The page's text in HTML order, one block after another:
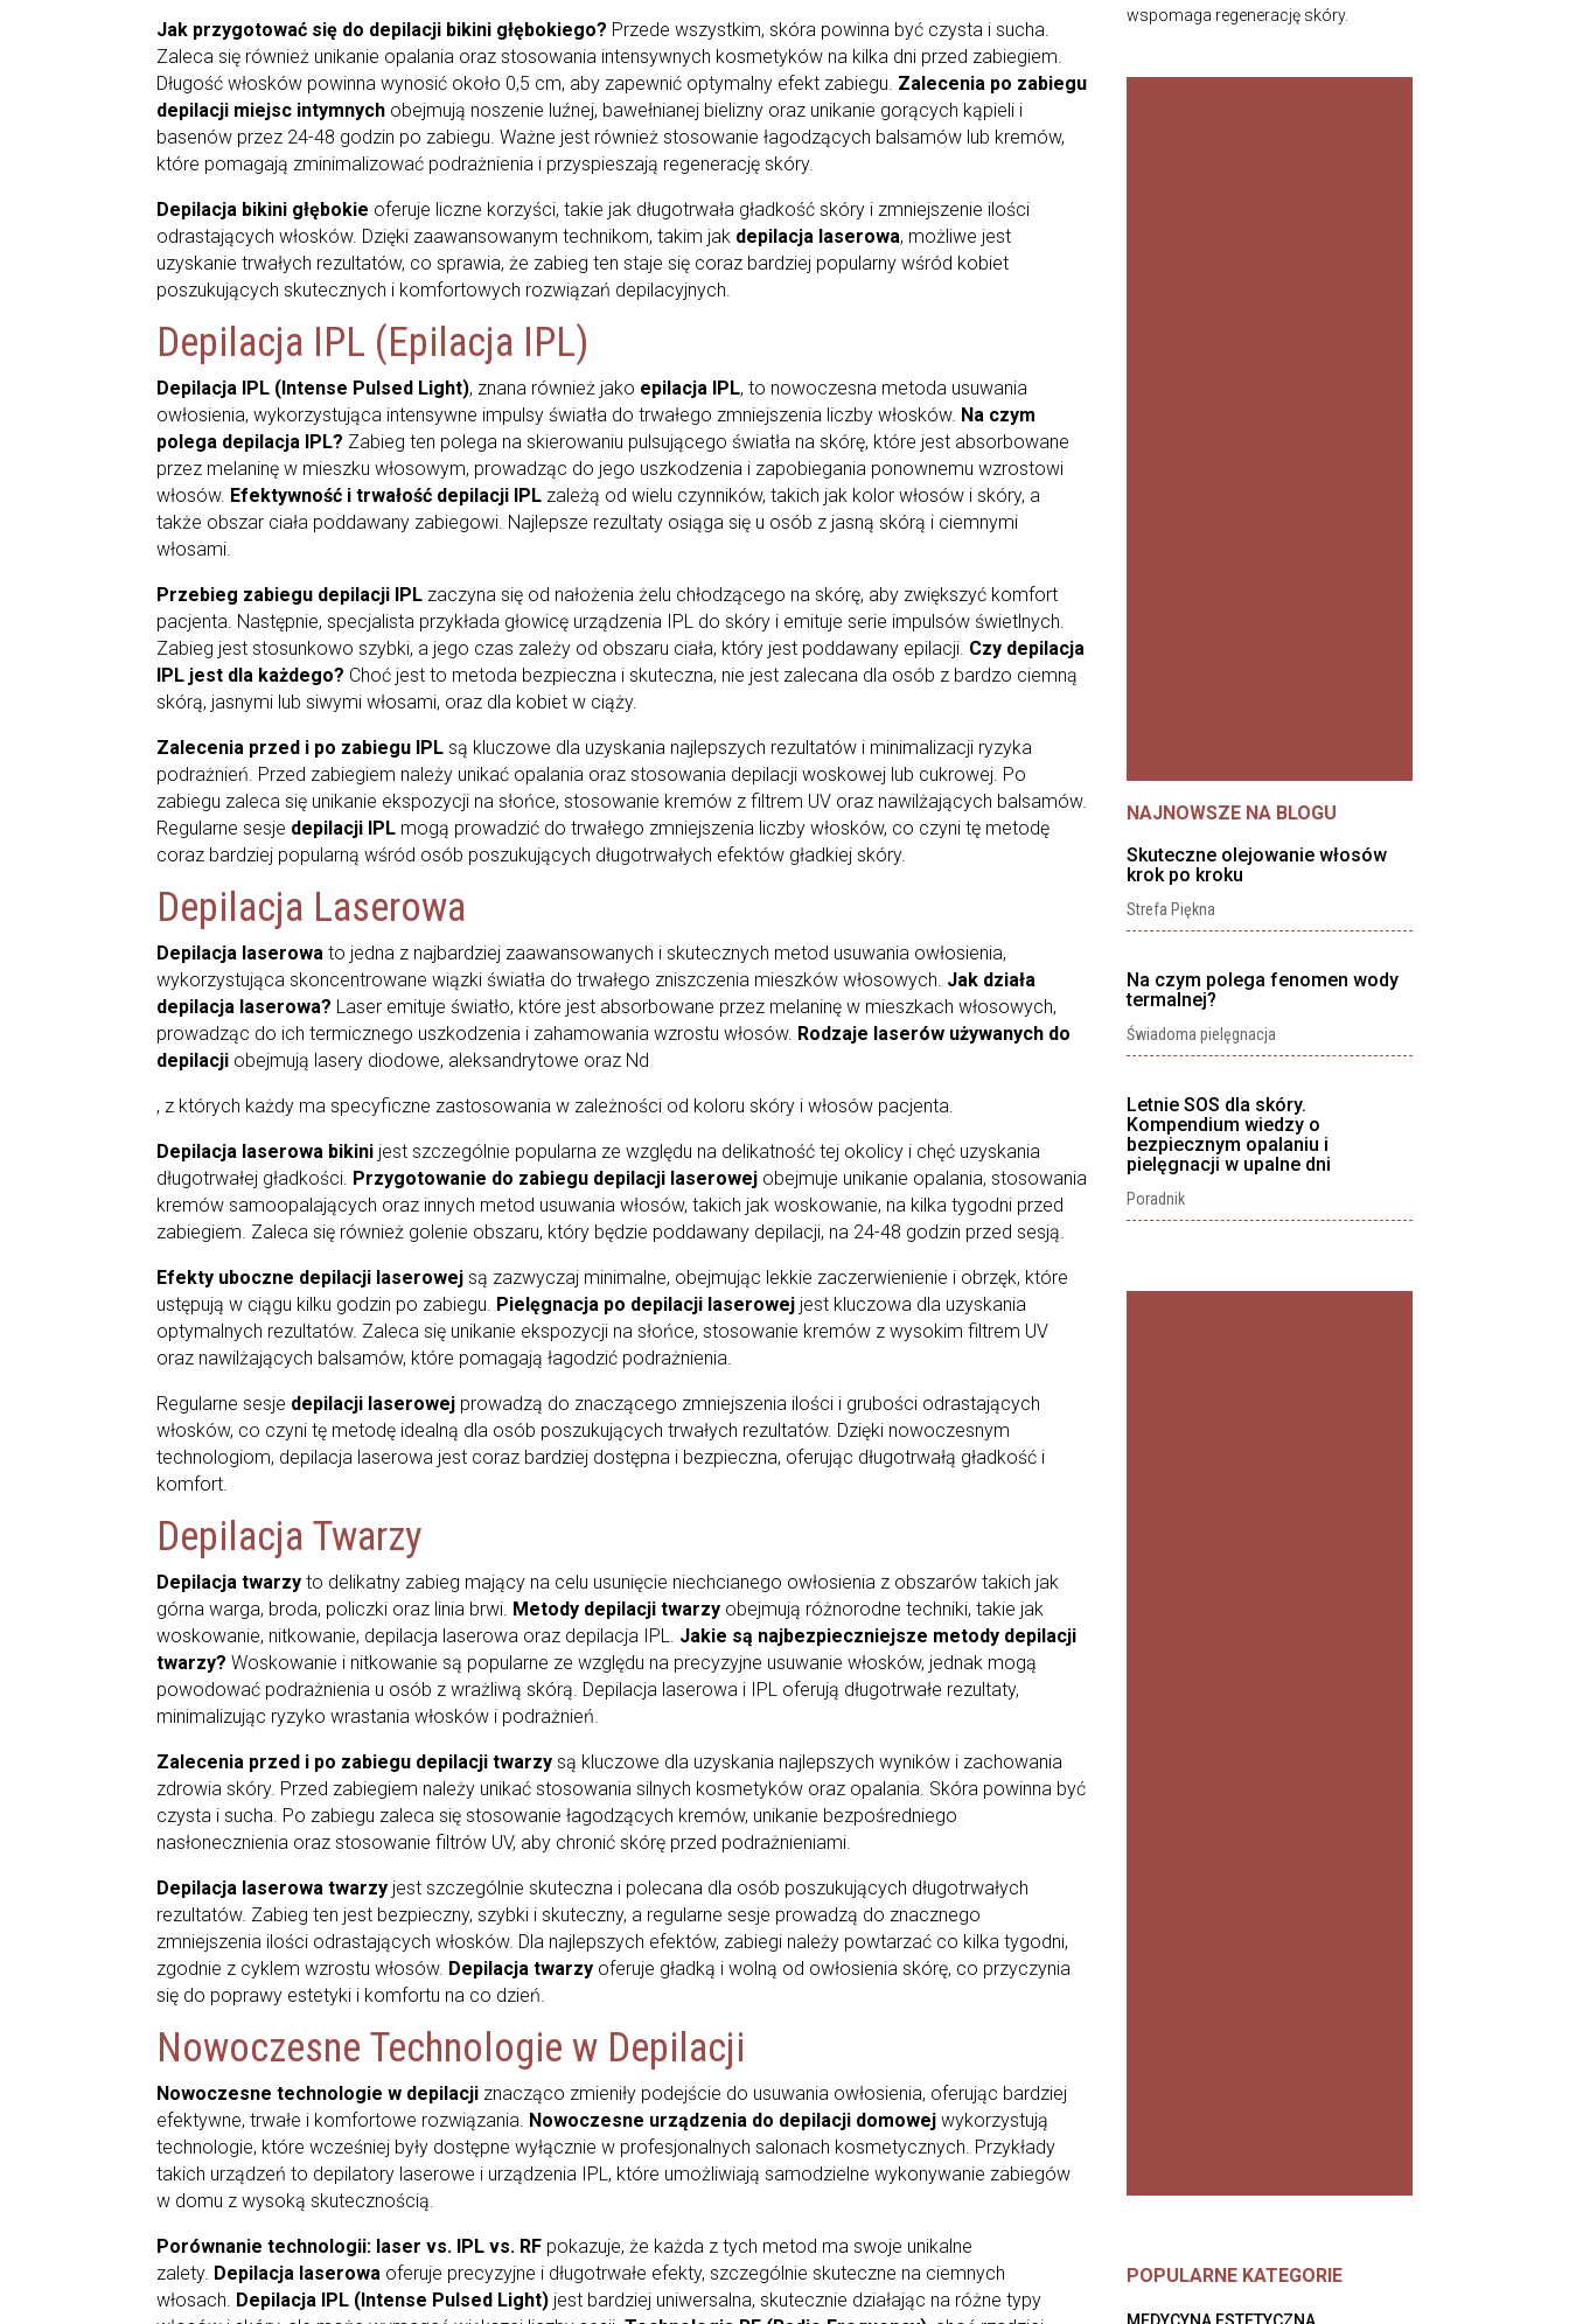
Jak przygotować się do depilacji bikini głębokiego? Przede wszystkim, skóra powinna być czysta i sucha.
Zaleca się również unikanie opalania oraz stosowania intensywnych kosmetyków na kilka dni przed zabiegiem.
Długość włosków powinna wynosić około 0,5 cm, aby zapewnić optymalny efekt zabiegu. Zalecenia po zabiegu
depilacji miejsc intymnych obejmują noszenie luźnej, bawełnianej bielizny oraz unikanie gorących kąpieli i
basenów przez 24-48 godzin po zabiegu. Ważne jest również stosowanie łagodzących balsamów lub kremów,
które pomagają zminimalizować podrażnienia i przyspieszają regenerację skóry.
Depilacja bikini głębokie oferuje liczne korzyści, takie jak długotrwała gładkość skóry i zmniejszenie ilości
odrastających włosków. Dzięki zaawansowanym technikom, takim jak depilacja laserowa, możliwe jest
uzyskanie trwałych rezultatów, co sprawia, że zabieg ten staje się coraz bardziej popularny wśród kobiet
poszukujących skutecznych i komfortowych rozwiązań depilacyjnych.
Depilacja IPL (Epilacja IPL)
Depilacja IPL (Intense Pulsed Light), znana również jako epilacja IPL, to nowoczesna metoda usuwania
owłosienia, wykorzystująca intensywne impulsy światła do trwałego zmniejszenia liczby włosków. Na czym
polega depilacja IPL? Zabieg ten polega na skierowaniu pulsującego światła na skórę, które jest absorbowane
przez melaninę w mieszku włosowym, prowadząc do jego uszkodzenia i zapobiegania ponownemu wzrostowi
włosów. Efektywność i trwałość depilacji IPL zależą od wielu czynników, takich jak kolor włosów i skóry, a
także obszar ciała poddawany zabiegowi. Najlepsze rezultaty osiąga się u osób z jasną skórą i ciemnymi
włosami.
Przebieg zabiegu depilacji IPL zaczyna się od nałożenia żelu chłodzącego na skórę, aby zwiększyć komfort
pacjenta. Następnie, specjalista przykłada głowicę urządzenia IPL do skóry i emituje serie impulsów świetlnych.
Zabieg jest stosunkowo szybki, a jego czas zależy od obszaru ciała, który jest poddawany epilacji. Czy depilacja
IPL jest dla każdego? Choć jest to metoda bezpieczna i skuteczna, nie jest zalecana dla osób z bardzo ciemną
skórą, jasnymi lub siwymi włosami, oraz dla kobiet w ciąży.
Zalecenia przed i po zabiegu IPL są kluczowe dla uzyskania najlepszych rezultatów i minimalizacji ryzyka
podrażnień. Przed zabiegiem należy unikać opalania oraz stosowania depilacji woskowej lub cukrowej. Po
zabiegu zaleca się unikanie ekspozycji na słońce, stosowanie kremów z filtrem UV oraz nawilżających balsamów.
Regularne sesje depilacji IPL mogą prowadzić do trwałego zmniejszenia liczby włosków, co czyni tę metodę
coraz bardziej popularną wśród osób poszukujących długotrwałych efektów gładkiej skóry.
Depilacja Laserowa
Depilacja laserowa to jedna z najbardziej zaawansowanych i skutecznych metod usuwania owłosienia,
wykorzystująca skoncentrowane wiązki światła do trwałego zniszczenia mieszków włosowych. Jak działa
depilacja laserowa? Laser emituje światło, które jest absorbowane przez melaninę w mieszkach włosowych,
prowadząc do ich termicznego uszkodzenia i zahamowania wzrostu włosów. Rodzaje laserów używanych do
depilacji obejmują lasery diodowe, aleksandrytowe oraz Nd
, z których każdy ma specyficzne zastosowania w zależności od koloru skóry i włosów pacjenta.
Depilacja laserowa bikini jest szczególnie popularna ze względu na delikatność tej okolicy i chęć uzyskania
długotrwałej gładkości. Przygotowanie do zabiegu depilacji laserowej obejmuje unikanie opalania, stosowania
kremów samoopalających oraz innych metod usuwania włosów, takich jak woskowanie, na kilka tygodni przed
zabiegiem. Zaleca się również golenie obszaru, który będzie poddawany depilacji, na 24-48 godzin przed sesją.
Efekty uboczne depilacji laserowej są zazwyczaj minimalne, obejmując lekkie zaczerwienienie i obrzęk, które
ustępują w ciągu kilku godzin po zabiegu. Pielęgnacja po depilacji laserowej jest kluczowa dla uzyskania
optymalnych rezultatów. Zaleca się unikanie ekspozycji na słońce, stosowanie kremów z wysokim filtrem UV
oraz nawilżających balsamów, które pomagają łagodzić podrażnienia.
Regularne sesje depilacji laserowej prowadzą do znaczącego zmniejszenia ilości i grubości odrastających
włosków, co czyni tę metodę idealną dla osób poszukujących trwałych rezultatów. Dzięki nowoczesnym
technologiom, depilacja laserowa jest coraz bardziej dostępna i bezpieczna, oferując długotrwałą gładkość i
komfort.
Depilacja Twarzy
Depilacja twarzy to delikatny zabieg mający na celu usunięcie niechcianego owłosienia z obszarów takich jak
górna warga, broda, policzki oraz linia brwi. Metody depilacji twarzy obejmują różnorodne techniki, takie jak
woskowanie, nitkowanie, depilacja laserowa oraz depilacja IPL. Jakie są najbezpieczniejsze metody depilacji
twarzy? Woskowanie i nitkowanie są popularne ze względu na precyzyjne usuwanie włosków, jednak mogą
powodować podrażnienia u osób z wrażliwą skórą. Depilacja laserowa i IPL oferują długotrwałe rezultaty,
minimalizując ryzyko wrastania włosków i podrażnień.
Zalecenia przed i po zabiegu depilacji twarzy są kluczowe dla uzyskania najlepszych wyników i zachowania
zdrowia skóry. Przed zabiegiem należy unikać stosowania silnych kosmetyków oraz opalania. Skóra powinna być
czysta i sucha. Po zabiegu zaleca się stosowanie łagodzących kremów, unikanie bezpośredniego
nasłonecznienia oraz stosowanie filtrów UV, aby chronić skórę przed podrażnieniami.
Depilacja laserowa twarzy jest szczególnie skuteczna i polecana dla osób poszukujących długotrwałych
rezultatów. Zabieg ten jest bezpieczny, szybki i skuteczny, a regularne sesje prowadzą do znacznego
zmniejszenia ilości odrastających włosków. Dla najlepszych efektów, zabiegi należy powtarzać co kilka tygodni,
zgodnie z cyklem wzrostu włosów. Depilacja twarzy oferuje gładką i wolną od owłosienia skórę, co przyczynia
się do poprawy estetyki i komfortu na co dzień.
Nowoczesne Technologie w Depilacji
Nowoczesne technologie w depilacji znacząco zmieniły podejście do usuwania owłosienia, oferując bardziej
efektywne, trwałe i komfortowe rozwiązania. Nowoczesne urządzenia do depilacji domowej wykorzystują
technologie, które wcześniej były dostępne wyłącznie w profesjonalnych salonach kosmetycznych. Przykłady
takich urządzeń to depilatory laserowe i urządzenia IPL, które umożliwiają samodzielne wykonywanie zabiegów
w domu z wysoką skutecznością.
Porównanie technologii: laser vs. IPL vs. RF pokazuje, że każda z tych metod ma swoje unikalne
zalety. Depilacja laserowa oferuje precyzyjne i długotrwałe efekty, szczególnie skuteczne na ciemnych
włosach. Depilacja IPL (Intense Pulsed Light) jest bardziej uniwersalna, skutecznie działając na różne typy
wspomaga regenerację skóry.
NAJNOWSZE NA BLOGU
Skuteczne olejowanie włosów
krok po kroku
Strefa Piękna
Na czym polega fenomen wody
termalnej?
Świadoma pielęgnacja
Letnie SOS dla skóry.
Kompendium wiedzy o
bezpiecznym opalaniu i
pielęgnacji w upalne dni
Poradnik
POPULARNE KATEGORIE
MEDYCYNA ESTETYCZNA